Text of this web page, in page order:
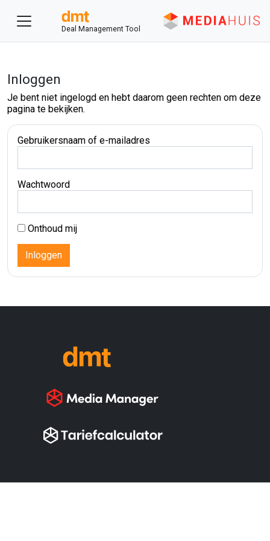
Deal Management Tool
Inloggen
Je bent niet ingelogd en hebt daarom geen rechten om deze
pagina te bekijken.
Gebruikersnaam of e-mailadres
Wachtwoord
Onthoud mij